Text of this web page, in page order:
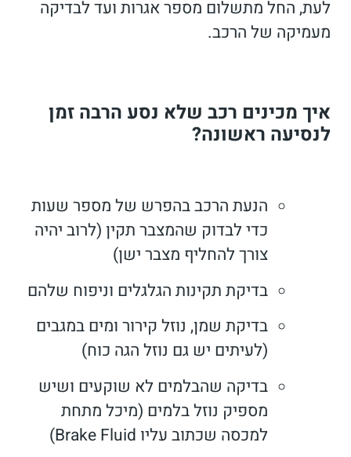
לעת, החל מתשלום מספר אגרות ועד לבדיקה
מעמיקה של הרכב.
איך מכינים רכב שלא נסע הרבה זמן
לנסיעה ראשונה?
הנעת הרכב בהפרש של מספר שעות
כדי לבדוק שהמצבר תקין (לרוב יהיה
צורך להחליף מצבר ישן)
בדיקת תקינות הגלגלים וניפוח שלהם
בדיקת שמן, נוזל קירור ומים במגבים
(לעיתים יש גם נוזל הגה כוח)
בדיקה שהבלמים לא שוקעים ושיש
מספיק נוזל בלמים (מיכל מתחת
למכסה שכתוב עליו Brake Fluid)